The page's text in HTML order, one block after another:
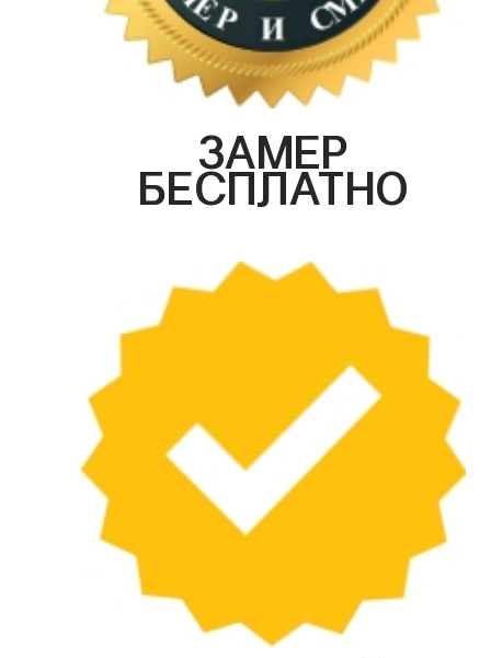
ЗАМЕР
БЕСПЛАТНО